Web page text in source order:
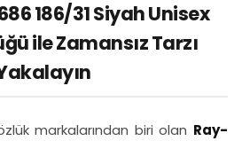
186/31 Siyah Unisex
ile Zamansız Tarzı
markalarından biri olan Ray-